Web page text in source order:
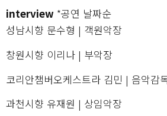
interview *공연 날짜순
성남시향 문수형 | 객원악장
창원시향 이리나 | 부악장
코리안챔버오케스트라 김민 | 음악감
과천시향 유재원 | 상임악장